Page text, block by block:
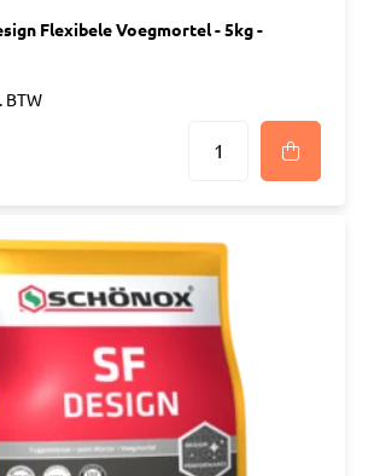
Flexibele Voegmortel - 5kg -
BTW